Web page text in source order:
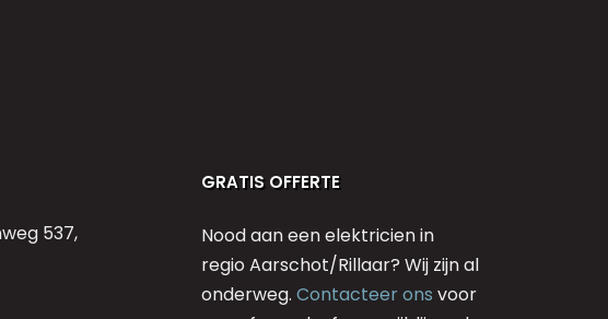
537,
GRATIS OFFERTE
Nood aan een elektricien in
regio Aarschot/Rillaar? Wij zijn al
onderweg. Contacteer ons voor